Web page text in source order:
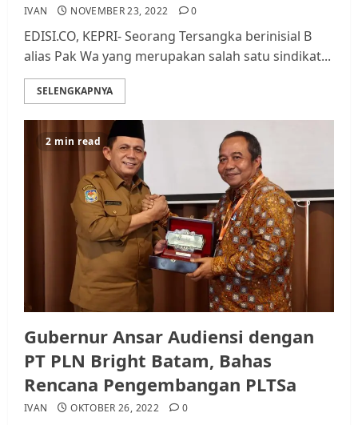
IVAN NOVEMBER 23, 2022 0
EDISI.CO, KEPRI- Seorang Tersangka berinisial B
alias Pak Wa yang merupakan salah satu sindikat...
SELENGKAPNYA
2 min read
Gubernur Ansar Audiensi dengan
PT PLN Bright Batam, Bahas
Rencana Pengembangan PLTSa
IVAN OKTOBER 26, 2022 0